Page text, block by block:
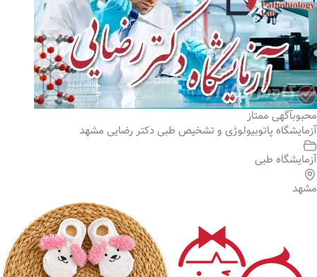
محبوبآگهی ممتاز
آزمایشگاه پاتوبیولوژی و تشخیص طبی دکتر رضایی مشهد
آزمایشگاه طبی
مشهد